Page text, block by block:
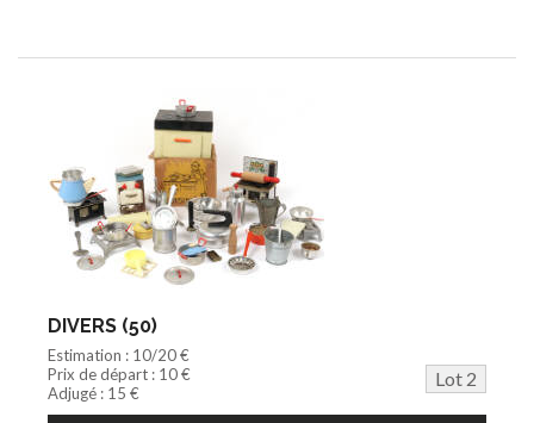
DIVERS (50)
Estimation : 10/20 €
Prix de départ : 10 €
Lot 2
Adjugé : 15 €